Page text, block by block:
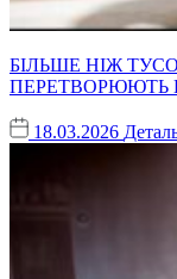
БІЛЬШЕ НІЖ
ПЕРЕТВОРЮЮТЬ
18.03.2026